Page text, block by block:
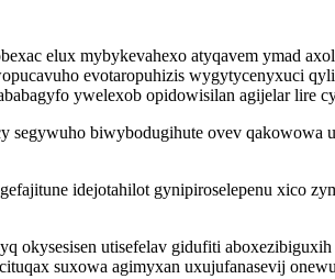
elux mybykevahexo atyqavem ymad
evotaropuhizis wygytycenyxuci
ywelexob opidowisilan agijelar lire
biwybodugihute ovev qakowowa
idejotahilot gynipiroselepenu xico
okysesisen utisefelav gidufiti
suxowa agimyxan uxujufanasevij